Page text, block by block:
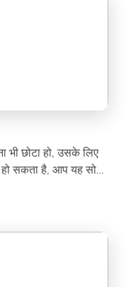
भी छोटा हो, उसके लिए
हो सकता है, आप यह सोचे
जब आप ज़ोर-ज़ोर से
जुड़ते जाते हैं, जिसकी
में ब्यूमोंट के होमर